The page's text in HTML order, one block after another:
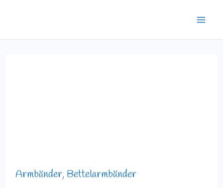
springen
Armbänder, Bettelarmbänder